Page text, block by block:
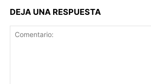
DEJA UNA RESPUESTA